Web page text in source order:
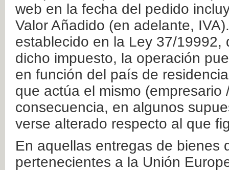
web en la fecha del pedido
Valor Añadido (en adelante,
establecido en la Ley 37/
dicho impuesto, la operación
en función del país de
que actúa el mismo
consecuencia, en algunos
verse alterado respecto al que
En aquellas entregas de bienes
pertenecientes a la Unión